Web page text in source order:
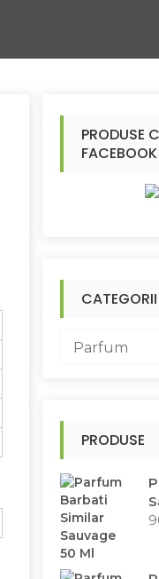
PRODUSE
FACEBOOK
CATEGORII
PRODUSE